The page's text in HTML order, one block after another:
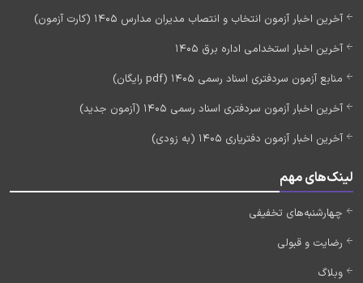
آخرین اخبار آزمون انتخاب و انتصاب مدیران مدارس 1405 (کارت آزمون)
آخرین اخبار استخدامی اداره برق 1405
منابع آزمون سردفتری اسناد رسمی 1405 (pdf رایگان)
آخرین اخبار آزمون سردفتری اسناد رسمی 1405 (آزمون جدید)
آخرین اخبار آزمون دفتریاری 1405 (به زودی)
لینک‌های مهم
چهارشنبه‌های تخفیفی
رضایت و قبولی
وبلاگ